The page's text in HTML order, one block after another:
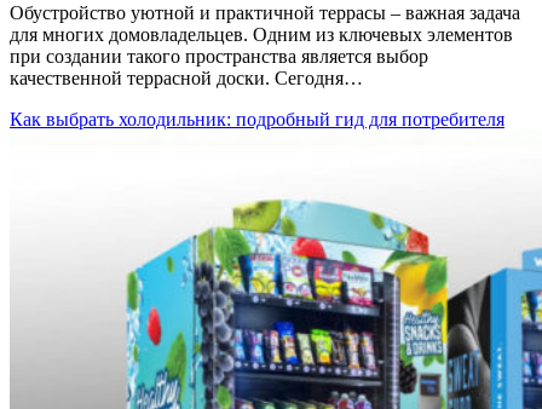
Обустройство уютной и практичной террасы – важная задача
для многих домовладельцев. Одним из ключевых элементов
при создании такого пространства является выбор
качественной террасной доски. Сегодня…
Как выбрать холодильник: подробный гид для потребителя